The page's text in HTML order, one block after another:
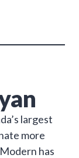
largest
more
has